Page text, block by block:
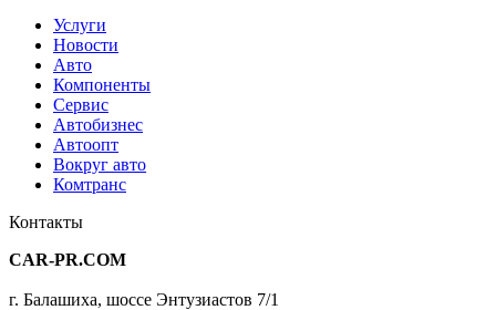
Услуги
Новости
Авто
Компоненты
Сервис
Автобизнес
Автоопт
Вокруг авто
Комтранс
Контакты
CAR-PR.COM
г. Балашиха, шоссе Энтузиастов 7/1